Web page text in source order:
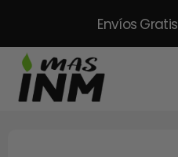
Envíos Gratis